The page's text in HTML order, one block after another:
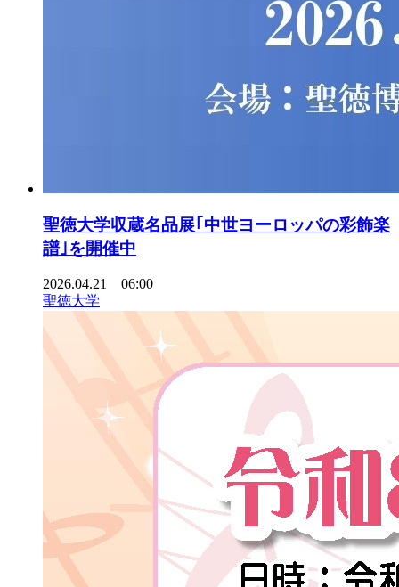
聖徳大学収蔵名品展｢中世ヨーロッパの彩飾楽
譜｣を開催中
2026.04.21 06:00
聖徳大学